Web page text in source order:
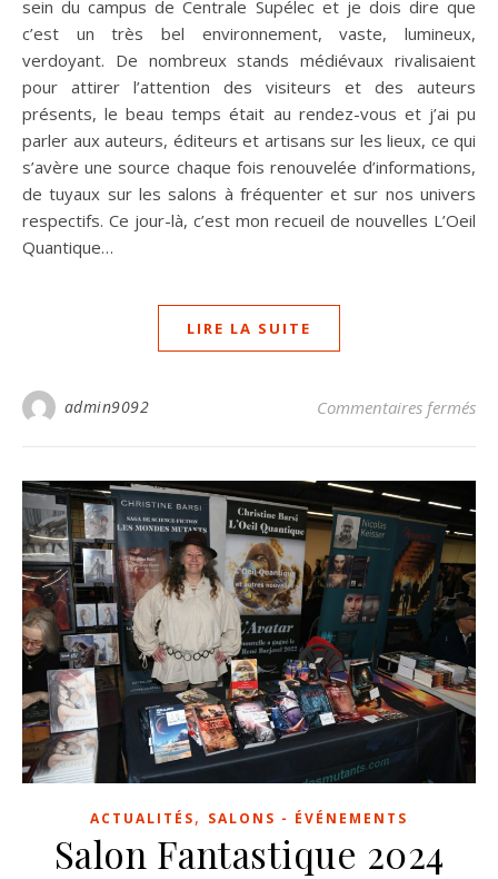
sein du campus de Centrale Supélec et je dois dire que
c’est un très bel environnement, vaste, lumineux,
verdoyant. De nombreux stands médiévaux rivalisaient
pour attirer l’attention des visiteurs et des auteurs
présents, le beau temps était au rendez-vous et j’ai pu
parler aux auteurs, éditeurs et artisans sur les lieux, ce qui
s’avère une source chaque fois renouvelée d’informations,
de tuyaux sur les salons à fréquenter et sur nos univers
respectifs. Ce jour-là, c’est mon recueil de nouvelles L’Oeil
Quantique…
LIRE LA SUITE
admin9092 Commentaires fermés
ACTUALITÉS, SALONS - ÉVÉNEMENTS
Salon Fantastique 2024